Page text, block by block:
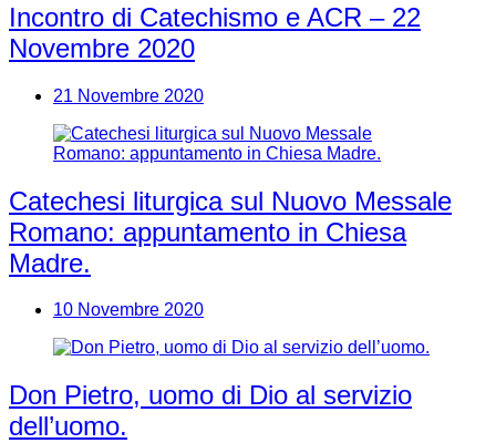
Incontro di Catechismo e ACR – 22
Novembre 2020
21 Novembre 2020
Catechesi liturgica sul Nuovo Messale
Romano: appuntamento in Chiesa
Madre.
10 Novembre 2020
Don Pietro, uomo di Dio al servizio
dell’uomo.